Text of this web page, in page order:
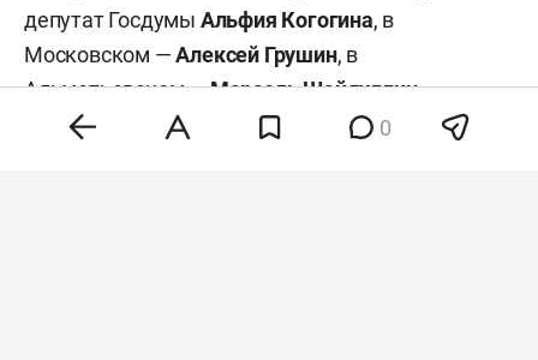
депутат Госдумы Альфия Когогина, в
Московском —Алексей Грушин, в
Альметьевском —Марсель Шайдуллин.
0